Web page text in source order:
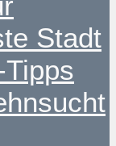
Stadt